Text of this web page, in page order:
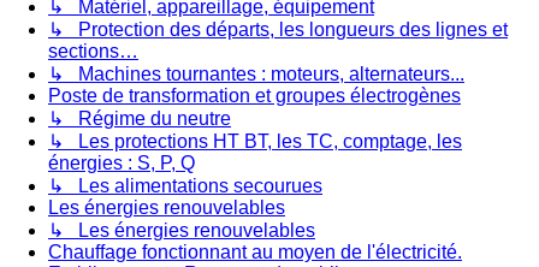
↳ Matériel, appareillage, équipement
↳ Protection des départs, les longueurs des lignes et
sections…
↳ Machines tournantes : moteurs, alternateurs...
Poste de transformation et groupes électrogènes
↳ Régime du neutre
↳ Les protections HT BT, les TC, comptage, les
énergies : S, P, Q
↳ Les alimentations secourues
Les énergies renouvelables
↳ Les énergies renouvelables
Chauffage fonctionnant au moyen de l'électricité.